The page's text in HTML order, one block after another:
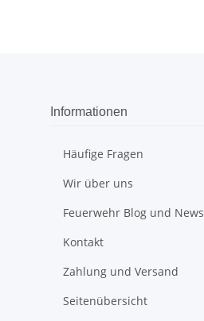
Informationen
Häufige Fragen
Wir über uns
Feuerwehr Blog und News
Kontakt
Zahlung und Versand
Seitenübersicht